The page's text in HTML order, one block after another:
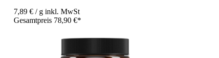
7,89 € / g inkl. MwSt
Gesamtpreis 78,90 €*